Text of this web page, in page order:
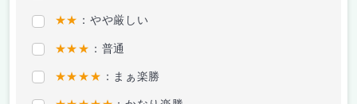
★★ ：やや厳しい
★★★ ：普通
★★★★ ：まぁ楽勝